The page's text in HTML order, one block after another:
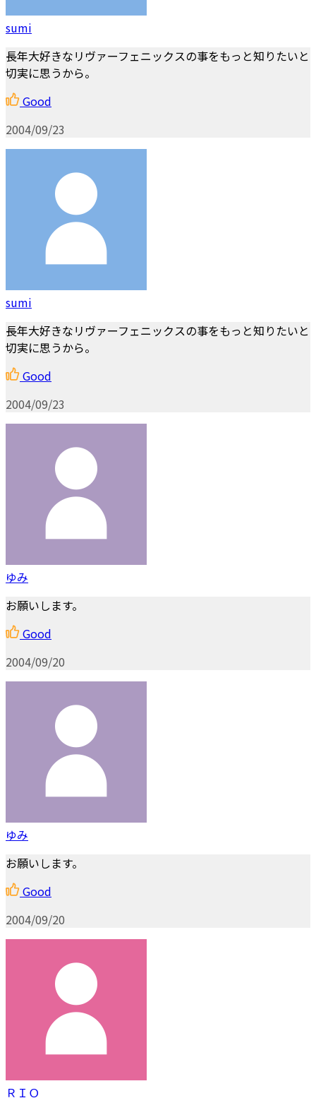
sumi
長年大好きなリヴァーフェニックスの事をもっと知りたいと
切実に思うから。
Good
2004/09/23
sumi
長年大好きなリヴァーフェニックスの事をもっと知りたいと
切実に思うから。
Good
2004/09/23
ゆみ
お願いします。
Good
2004/09/20
ゆみ
お願いします。
Good
2004/09/20
ＲＩＯ